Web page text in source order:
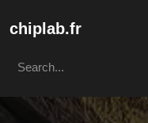
chiplab.fr
for: